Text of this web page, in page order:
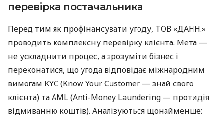
перевірка постачальника
Перед тим як профінансувати угоду, ТОВ «ДАНН.»
проводить комплексну перевірку клієнта. Мета —
не ускладнити процес, а зрозуміти бізнес і
переконатися, що угода відповідає міжнародним
вимогам KYC (Know Your Customer — знай свого
клієнта) та AML (Anti-Money Laundering — протидія
відмиванню коштів). Аналізуються щонайменше: